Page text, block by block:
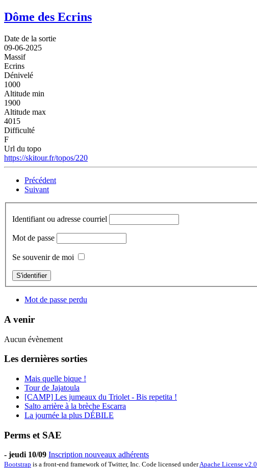
Dôme des Ecrins
Date de la sortie
09-06-2025
Massif
Ecrins
Dénivelé
1000
Altitude min
1900
Altitude max
4015
Difficulté
F
Url du topo
https://skitour.fr/topos/220
Précédent
Suivant
Identifiant ou adresse courriel
Mot de passe
Se souvenir de moi
S'identifier
Mot de passe perdu
A venir
Aucun évènement
Les dernières sorties
Mais quelle bique !
Tour de Jajatoula
[CAMP] Les jumeaux du Triolet - Bis repetita !
Salto arrière à la brèche Escarra
La journée la plus DÉBILE
Perms et SAE
- jeudi 10/09 Inscription nouveaux adhérents
Bootstrap is a front-end framework of Twitter, Inc. Code licensed underApache License v2.0